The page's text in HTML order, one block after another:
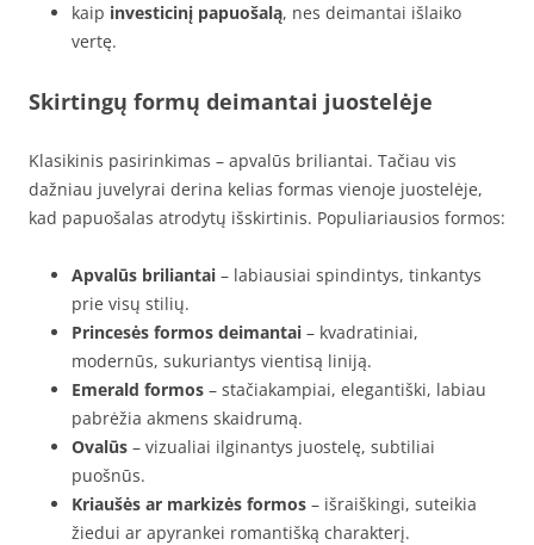
kaip investicinį papuošalą, nes deimantai išlaiko
vertę.
Skirtingų formų deimantai juostelėje
Klasikinis pasirinkimas – apvalūs briliantai. Tačiau vis
dažniau juvelyrai derina kelias formas vienoje juostelėje,
kad papuošalas atrodytų išskirtinis. Populiariausios formos:
Apvalūs briliantai – labiausiai spindintys, tinkantys
prie visų stilių.
Princesės formos deimantai – kvadratiniai,
modernūs, sukuriantys vientisą liniją.
Emerald formos – stačiakampiai, elegantiški, labiau
pabrėžia akmens skaidrumą.
Ovalūs – vizualiai ilginantys juostelę, subtiliai
puošnūs.
Kriaušės ar markizės formos – išraiškingi, suteikia
žiedui ar apyrankei romantišką charakterį.